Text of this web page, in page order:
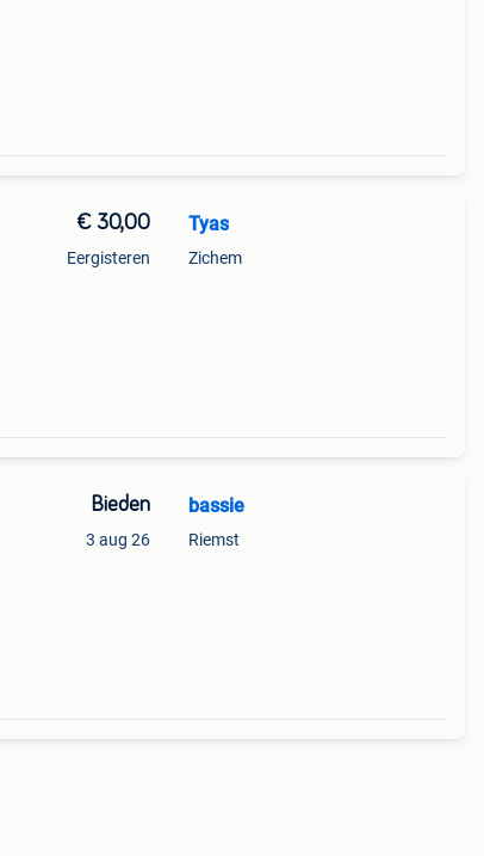
€ 30,00
Eergisteren
Tyas
Zichem
Bieden
3 aug 26
bassie
Riemst